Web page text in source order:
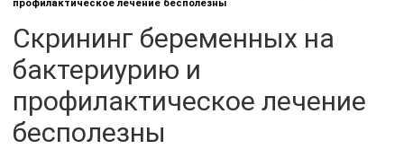
профилактическое лечение бесполезны
Скрининг беременных на
бактериурию и
профилактическое лечение
бесполезны